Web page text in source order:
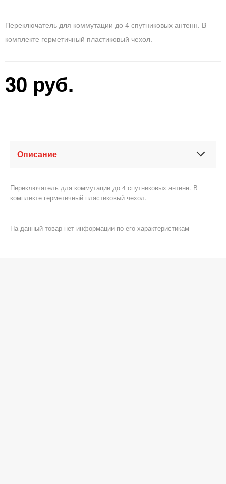
Переключатель для коммутации до 4 спутниковых антенн. В
комплекте герметичный пластиковый чехол.
30 руб.
Описание
Переключатель для коммутации до 4 спутниковых антенн. В
комплекте герметичный пластиковый чехол.
На данный товар нет информации по его характеристикам